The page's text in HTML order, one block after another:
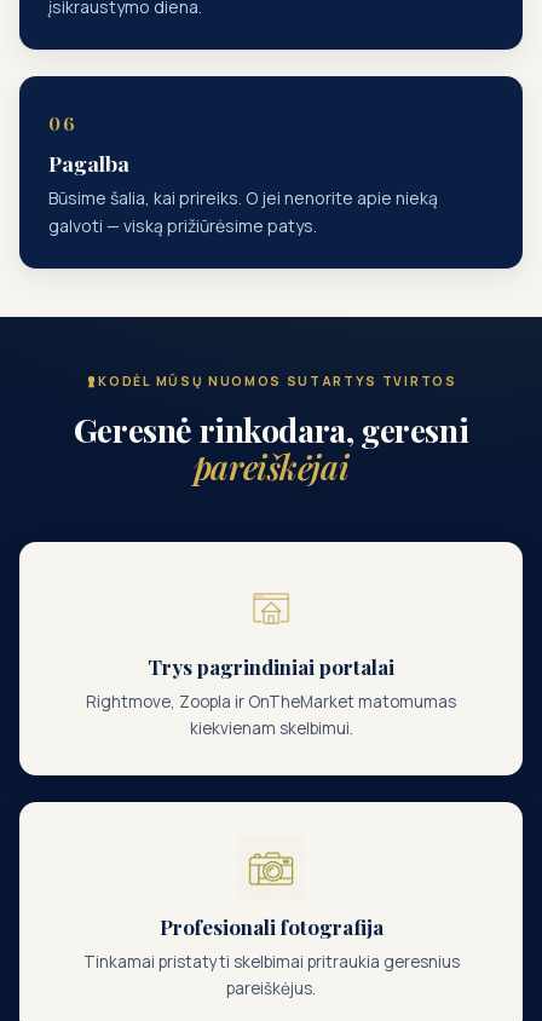
įsikraustymo diena.
Pagalba
Būsime šalia, kai prireiks. O jei nenorite apie nieką
galvoti — viską prižiūrėsime patys.
KODĖL MŪSŲ NUOMOS SUTARTYS TVIRTOS
Geresnė rinkodara, geresni
pareiškėjai
Trys pagrindiniai portalai
Rightmove, Zoopla ir OnTheMarket matomumas
kiekvienam skelbimui.
Profesionali fotografija
Tinkamai pristatyti skelbimai pritraukia geresnius
pareiškėjus.